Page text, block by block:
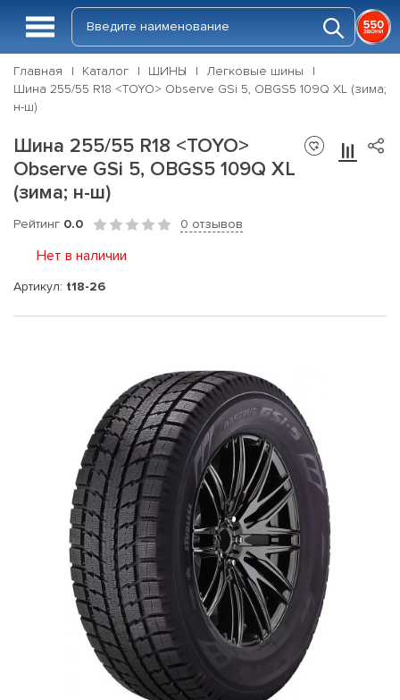
Главная Каталог ШИНЫ
Легковые шины
Шина 255/55 R18 <TOYO> Observe GSi 5, OBGS5 109Q XL (зима;
н-ш)
Шина 255/55 R18 <TOYO>
Observe GSi 5, OBGS5 109Q XL
(зима; н-ш)
Рейтинг 0.0 0 отзывов
Нет в наличии
Артикул: t18-26